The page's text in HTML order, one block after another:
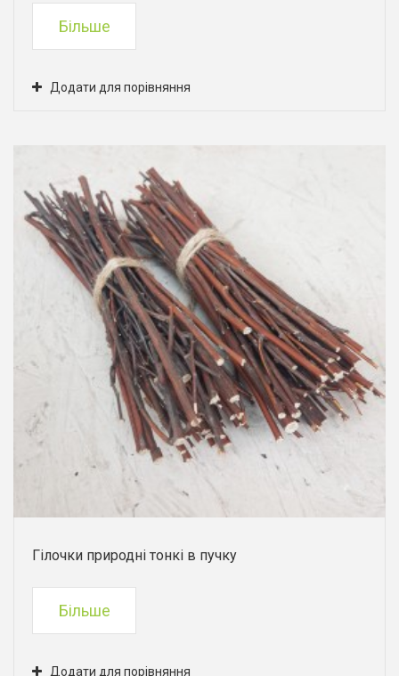
Більше
Додати для порівняння
Гілочки природні тонкі в пучку
Більше
Додати для порівняння